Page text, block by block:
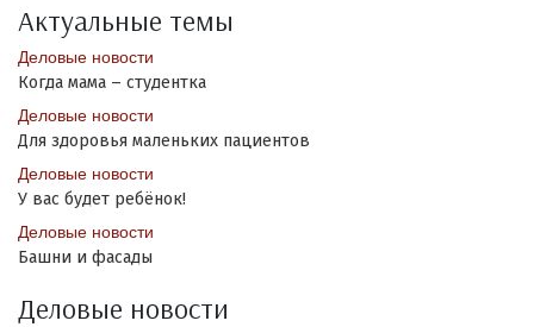
Актуальные темы
Деловые новости
Когда мама – студентка
Деловые новости
Для здоровья маленьких пациентов
Деловые новости
У вас будет ребёнок!
Деловые новости
Башни и фасады
Деловые новости